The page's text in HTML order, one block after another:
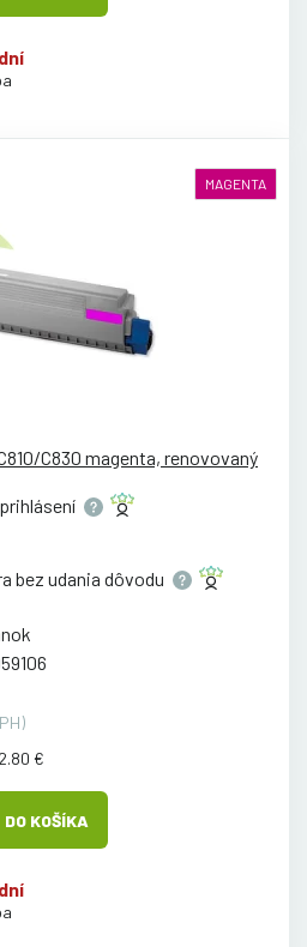
MAGENTA
C830 magenta, renovovaný
prihlásení
bez udania dôvodu
€
DO KOŠÍKA